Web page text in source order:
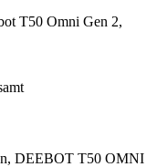
T50 Omni Gen 2,
DEEBOT T50 OMNI